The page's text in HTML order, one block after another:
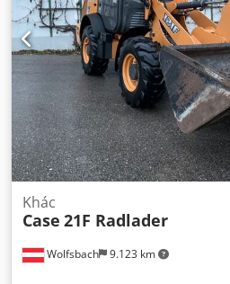
Wolfsbach 9.123 km
Khác
Case 21F Radlader